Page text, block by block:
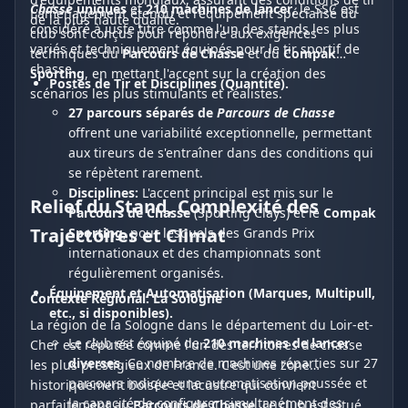
de la plus haute qualité.
Chasseuniqueset210 machines de lancer, le SSC est
considéré à juste titre comme l'un des stands les plus
variés et techniquement équipés pour le tir sportif de
chasse.
L'aménagement étendu et l'équipement spécialisé du
club sont conçus pour répondre aux exigences
techniques duParcours de Chasseet du Compak
Sporting, en mettant l'accent sur la création des
scénarios les plus stimulants et réalistes.
Postes de Tir et Disciplines (Quantité).
27 parcours séparés de Parcours de Chasse
offrent une variabilité exceptionnelle, permettant
aux tireurs de s'entraîner dans des conditions qui
se répètent rarement.
Disciplines: L'accent principal est mis sur le
Parcours de Chasse(Sporting Clays) et le Compak
Sporting, pour lesquels des Grands Prix
internationaux et des championnats sont
régulièrement organisés.
Équipement et Automatisation (Marques, Multipull,
etc., si disponibles).
Le club est équipé de210 machines de lancer
diverses. Ce nombre de machines réparties sur 27
parcours indique une automatisation poussée et
la capacité de configurer simultanément des
Relief du Stand, Complexité des
Trajectoires et Climat
Contexte Régional: La Sologne
La région de la Sologne dans le département du Loir-et-
Cher est réputée comme l'un des territoires de chasse
les plus prestigieux de France. C'est une zone
historiquement boisée et lacustre qui convient
parfaitement auParcours de Chasse. Le club est situé